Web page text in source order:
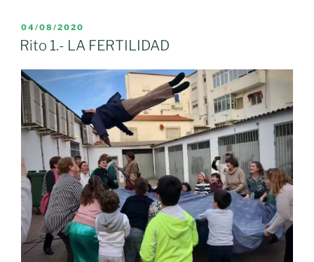
PUBLICADO
EL
04/08/2020
Rito 1.- LA FERTILIDAD